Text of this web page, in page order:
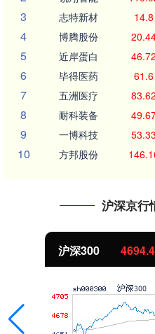
3 志特新材 14.8
4 博腾股份
5 近岸蛋白 46.72
6 毕得医药 61.6
7 五洲医疗 83.62
8 耐科装备
9 一博科技 53.33
10 方邦股份
沪深京行
沪深300